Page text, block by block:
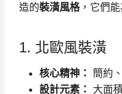
造的裝潢風格，它們
1. 北歐風裝潢
核心精神： 簡約
設計元素： 大面